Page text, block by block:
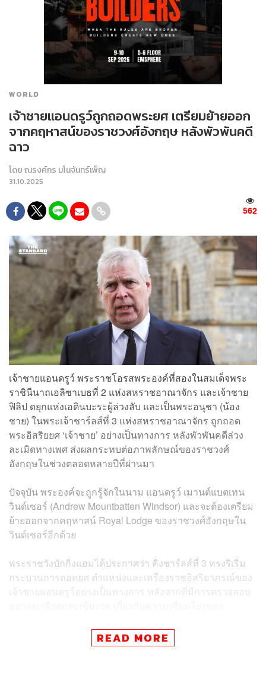
WORLD
เจ้าชายแอนดรูว์ถูกถอดพระยศ เตรียมย้ายออก
จากคฤหาสน์ของราชวงศ์อังกฤษ หลังพัวพันคดี
ฉาว
โดยณรงค์กร มโนจันทร์เพ็ญ
31.10.2025
562
เจ้าชายแอนดรูว์ พระราชโอรสพระองค์ที่สองในสมเด็จพระ
ราชินีนาถเอลิซาเบธที่ 2 แห่งสหราชอาณาจักร และเจ้าชาย
ฟิลิป ดยุกแห่งเอดินบะระผู้ล่วงลับ และเป็นพระอนุชา (น้อง
ชาย) ในพระเจ้าชาร์ลส์ที่ 3 แห่งสหราชอาณาจักร ถูกถอด
พระอิสริยยศ ‘เจ้าชาย’ อย่างเป็นทางการ หลังพัวพันคดีล่วง
ละเมิดทางเพศ ส่งผลกระทบต่อภาพลักษณ์ของราชวงศ์
อังกฤษในช่วงตลอดหลายปีที่ผ่านมา
ปัจจุบัน พระองค์จะถูกรู้จักในนาม แอนดรูว์ เมานต์แบตเทน
วินด์เซอร์ (Andrew Mountbatten Windsor) และจะต้องเตรียม
ย้ายออกจากคฤหาสน์ Royal Lodge ของราชวงศ์อังกฤษใน
วินด์เซอร์อีกด้วย
พระราชวังบักกิงแฮมได้ประกาศว่า คิงชาร์ลส์ที่ 3 ทรงริเริ่ม
กระบวนการถอดยศ ตำแหน่งและเครื่องราชอิสริยาภรณ์ของ
เจ้าชายแอนดรูว์อย่างเป็นทางการ หลังจากที่มีการตรวจสอบ
ตัดสินว่ากระทำความผิดทางเพศ ชักชวนผู้เยาว์ไปค้าประเวณี
เมื่อปี 2008 ก่อนที่เอปสตีนได้ตัดสินใจจบชีวิตตัวเองภายใน
READ MORE